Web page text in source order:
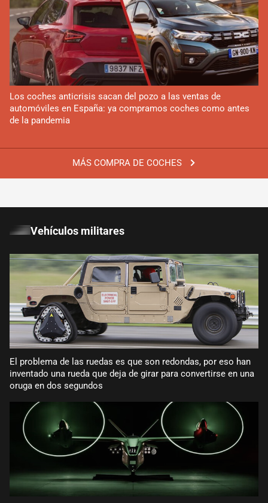
MÁS COMPRA DE COCHES
Los coches anticrisis sacan del pozo a las ventas de
automóviles en España: ya compramos coches como antes
de la pandemia
Vehículos militares
El problema de las ruedas es que son redondas, por eso han
inventado una rueda que deja de girar para convertirse en una
oruga en dos segundos